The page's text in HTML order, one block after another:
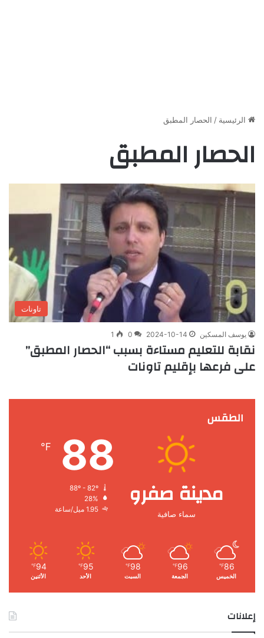
الرئيسية / الحصار المطبق
الحصار المطبق
تاونات
يوسف المسكين 2024-10-14
0
1
نقابة للتعليم مستاءة بسبب “الحصار المطبق”
على فرعها بإقليم تاونات
الطقس
مدينة صفرو
سماء صافية
88
℉
28%
1.95 ميل/ساعة
86
℉
الخميس
96
℉
الجمعة
98
℉
السبت
95
℉
الأحد
94
℉
الأثنين
إعلانات